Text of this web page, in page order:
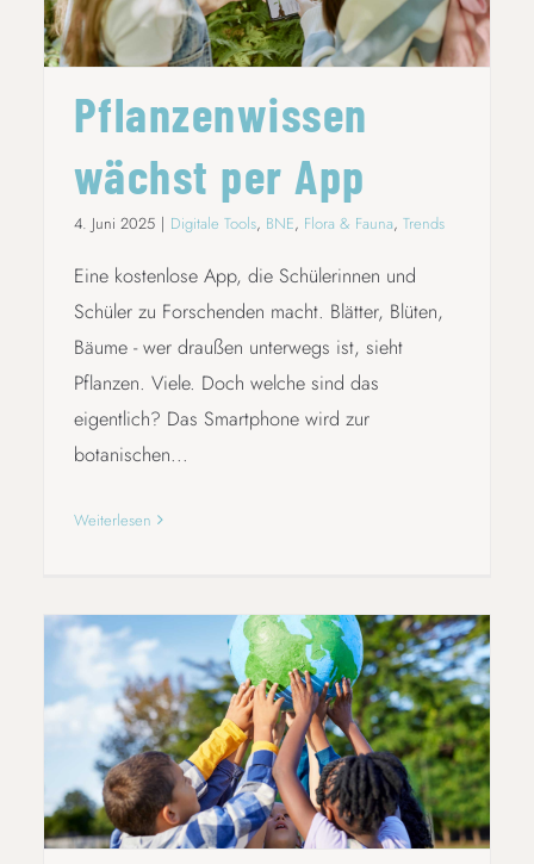
Pflanzenwissen
wächst per App
4. Juni 2025 | Digitale Tools, BNE, Flora & Fauna, Trends
Eine kostenlose App, die Schülerinnen und
Schüler zu Forschenden macht. Blätter, Blüten,
Bäume - wer draußen unterwegs ist, sieht
Pflanzen. Viele. Doch welche sind das
eigentlich? Das Smartphone wird zur
botanischen...
Weiterlesen
KLIMASCHUTZ MACHT SCHULE